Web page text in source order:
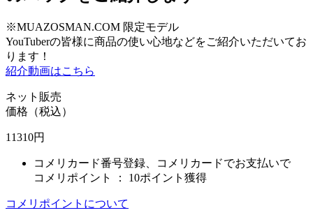
※MUAZOSMAN.COM 限定モデル
YouTuberの皆様に商品の使い心地などをご紹介いただいてお
ります！
紹介動画はこちら
ネット販売
価格（税込）
11310円
コメリカード番号登録、コメリカードでお支払いで
コメリポイント ： 10ポイント獲得
コメリポイントについて